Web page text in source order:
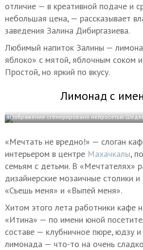
отличие — в креативной подаче и
небольшая цена, — рассказывает
заведения Залина Дибиргазиева.
Любимый напиток Залины —
яблоко» с мятой, яблочным соком
Простой, но яркий по вкусу.
Лимонад с
Изображение сгенерировано нейросетью
«Мечтать не вредно!» — слоган
интерьером в центре Махачкалы,
семьям с детьми. В «Мечтателях»
дизайнерские мозаичные столики
«Съешь меня» и «Выпей меня».
Хитом этого лета работники кафе
«Итина» — по имени юной
составе — клубничное пюре, юдзу и
лимонада — что-то на очень